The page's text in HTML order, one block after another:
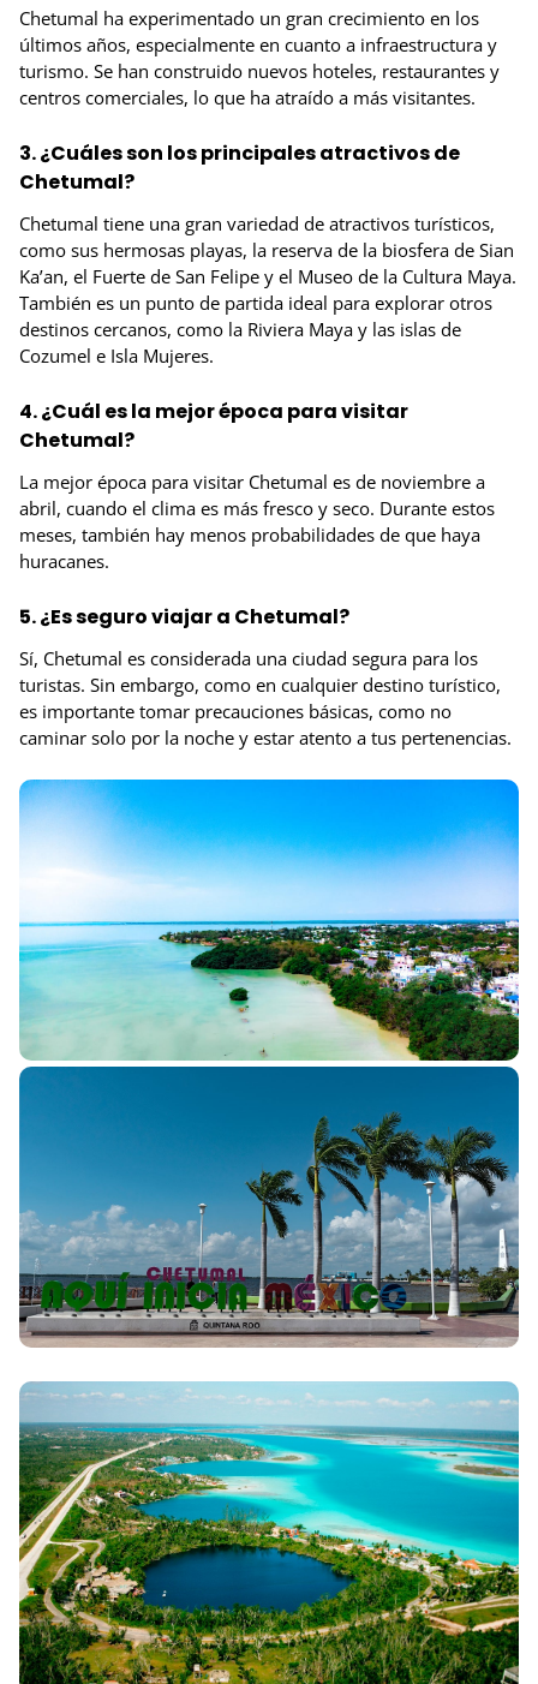
Chetumal ha experimentado un gran crecimiento en los
últimos años, especialmente en cuanto a infraestructura y
turismo. Se han construido nuevos hoteles, restaurantes y
centros comerciales, lo que ha atraído a más visitantes.
3. ¿Cuáles son los principales atractivos de
Chetumal?
Chetumal tiene una gran variedad de atractivos turísticos,
como sus hermosas playas, la reserva de la biosfera de Sian
Ka’an, el Fuerte de San Felipe y el Museo de la Cultura Maya.
También es un punto de partida ideal para explorar otros
destinos cercanos, como la Riviera Maya y las islas de
Cozumel e Isla Mujeres.
4. ¿Cuál es la mejor época para visitar
Chetumal?
La mejor época para visitar Chetumal es de noviembre a
abril, cuando el clima es más fresco y seco. Durante estos
meses, también hay menos probabilidades de que haya
huracanes.
5. ¿Es seguro viajar a Chetumal?
Sí, Chetumal es considerada una ciudad segura para los
turistas. Sin embargo, como en cualquier destino turístico,
es importante tomar precauciones básicas, como no
caminar solo por la noche y estar atento a tus pertenencias.